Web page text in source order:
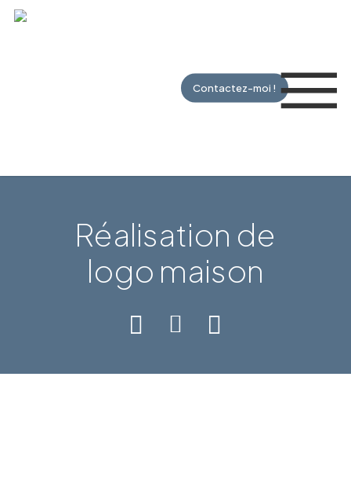
Skip
Contactez-moi !
Réalisation de
logo maison